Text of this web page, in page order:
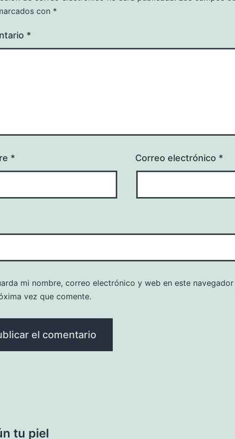
con *
*
* Correo electrónico *
mi nombre, correo electrónico y web en este
vez que comente.
tu piel